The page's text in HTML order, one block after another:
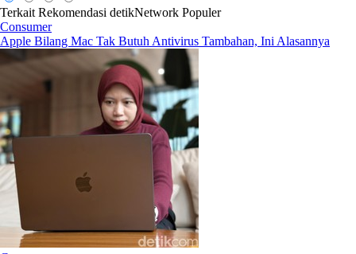
Terkait Rekomendasi detikNetwork Populer
Consumer
Apple Bilang Mac Tak Butuh Antivirus Tambahan, Ini Alasannya